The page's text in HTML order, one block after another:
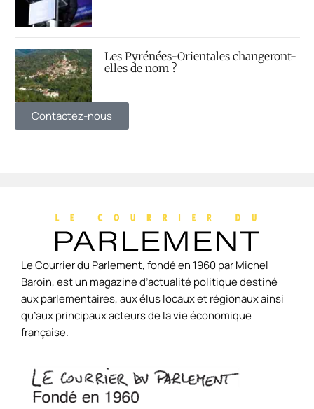
Les Pyrénées-Orientales changeront-
elles de nom ?
Contactez-nous
Le Courrier du Parlement, fondé en 1960 par Michel
Baroin, est un magazine d’actualité politique destiné
aux parlementaires, aux élus locaux et régionaux ainsi
qu’aux principaux acteurs de la vie économique
française.